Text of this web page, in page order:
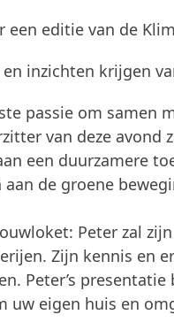
editie van de
inzichten krijgen
passie om samen
van deze avond
een duurzamere
de groene
Peter zal
Zijn kennis en
Peter’s
eigen huis en